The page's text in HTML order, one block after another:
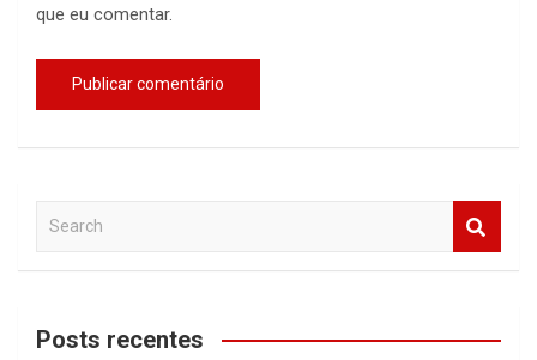
que eu comentar.
a
c
Posts recentes